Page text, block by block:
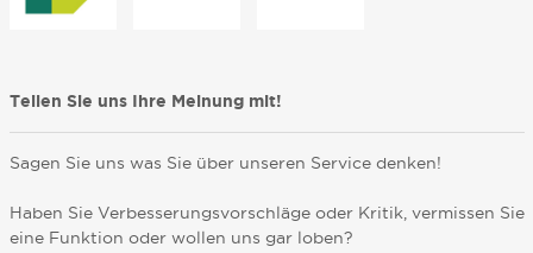
Teilen Sie uns Ihre Meinung mit!
Sagen Sie uns was Sie über unseren Service denken!
Haben Sie Verbesserungsvorschläge oder Kritik, vermissen Sie
eine Funktion oder wollen uns gar loben?